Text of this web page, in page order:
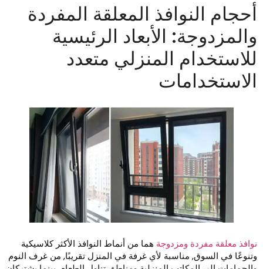
النوافذ المعلقة المفردة
الأبعاد الرئيسية
المنزلي متعدد
معلقة مفردة ومزدوجةهما من أنماط النوافذ الأكثر كلاسيكية
في السوق, مناسبة لأي غرفة في المنزل تقريبًا, من غرف النوم